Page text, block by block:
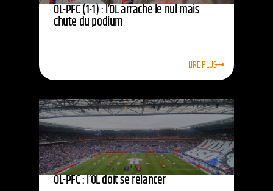
OL-PFC (1-1) : l’OL arrache le nul mais
chute du podium
LIRE PLUS
OL-PFC : l’OL doit se relancer